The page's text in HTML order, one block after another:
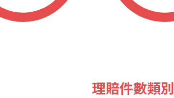
理賠件數類別